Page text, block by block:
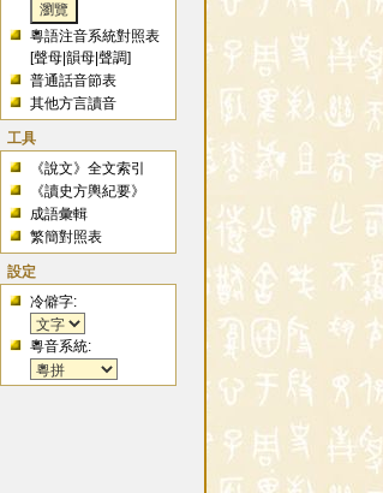
粵語注音系統對照表
[聲母 |韻母 |聲調]
普通話音節表
其他方言讀音
工具
《說文》全文索引
《讀史方輿紀要》
成語彙輯
繁簡對照表
設定
冷僻字:
粵音系統: